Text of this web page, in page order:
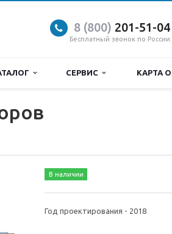
8 (800) 201-51-04
Бесплатный звонок по России
СЕРВИС КАРТА
В наличии
Год проектирования - 2018